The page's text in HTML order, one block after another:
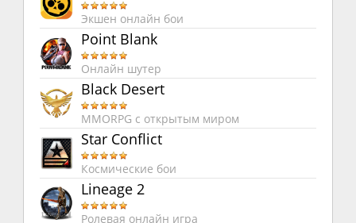
Экшен онлайн бои
Point Blank
Онлайн шутер
Black Desert
MMORPG с открытым миром
Star Conflict
Космические бои
Lineage 2
Ролевая онлайн игра